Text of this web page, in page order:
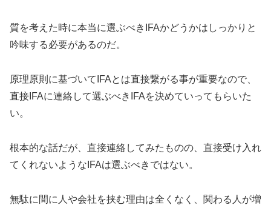
質を考えた時に本当に選ぶべきIFAかどうかはしっかりと
吟味する必要があるのだ。
原理原則に基づいてIFAとは直接繋がる事が重要なので、
直接IFAに連絡して選ぶべきIFAを決めていってもらいた
い。
根本的な話だが、直接連絡してみたものの、直接受け入れ
てくれないようなIFAは選ぶべきではない。
無駄に間に人や会社を挟む理由は全くなく、関わる人が増